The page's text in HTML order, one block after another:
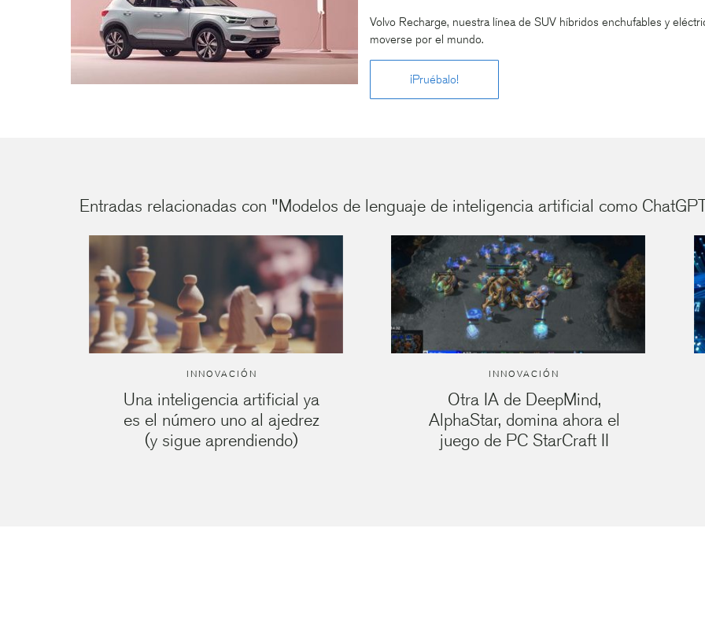
Volvo Recharge, nuestra línea de SUV híbridos enchufables y
moverse por el mundo.
¡Pruébalo!
Entradas relacionadas con "Modelos de lenguaje de inteligencia artificial como
INNOVACIÓN
Una inteligencia artificial ya
es el número uno al ajedrez
(y sigue aprendiendo)
INNOVACIÓN
Otra IA de DeepMind,
AlphaStar, domina ahora el
juego de PC StarCraft II